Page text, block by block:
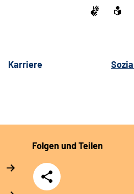
Karriere
Folgen und Teilen
Teilen